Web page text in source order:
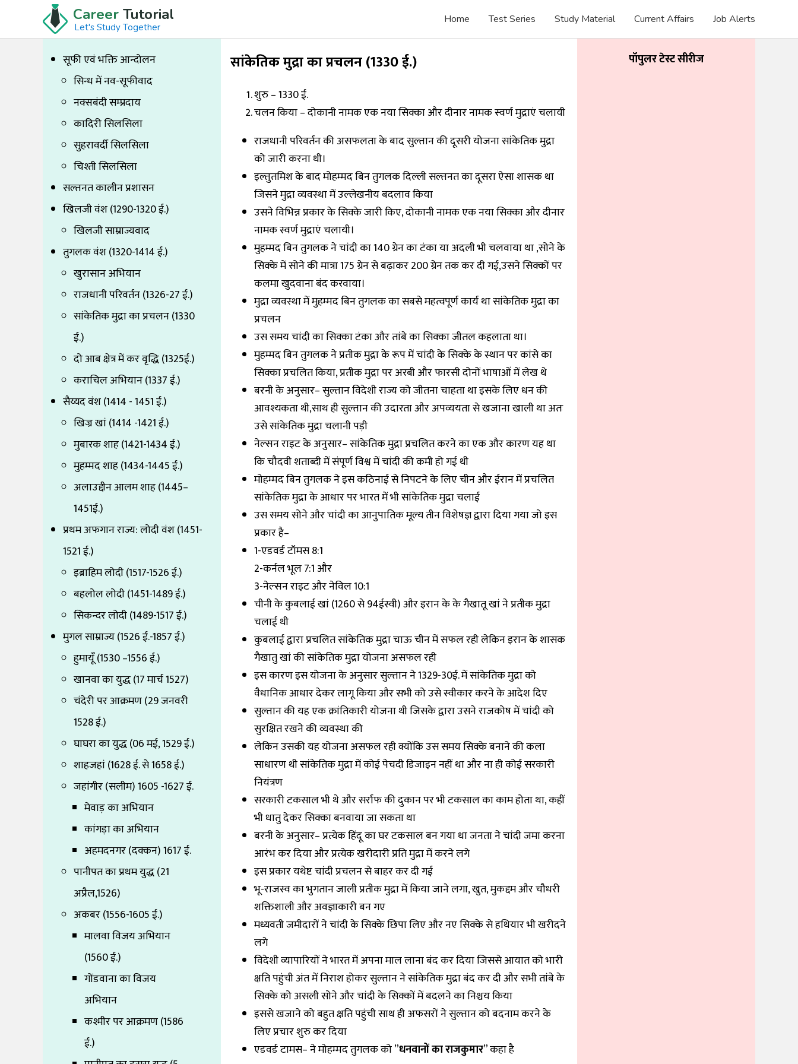
Career Tutorial
Let's Study Together
Home Test Series Study Material Current Affairs Job Alerts
सूफी एवं भक्ति आन्दोलन
सिन्ध में नव-सूफीवाद
नक्सबंदी सम्प्रदाय
कादिरी सिलसिला
सुहरावर्दी सिलसिला
चिश्ती सिलसिला
सल्तनत कालीन प्रशासन
खिलजी वंश (1290-1320 ई.)
खिलजी साम्राज्यवाद
तुगलक वंश (1320-1414 ई.)
खुरासान अभियान
राजधानी परिवर्तन (1326-27 ई.)
सांकेतिक मुद्रा का प्रचलन (1330
ई.)
दो आब क्षेत्र में कर वृद्धि (1325ई.)
कराचिल अभियान (1337 ई.)
सैय्यद वंश (1414 - 1451 ई.)
खिज्र खां (1414 -1421 ई.)
मुबारक शाह (1421-1434 ई.)
मुहम्मद शाह (1434-1445 ई.)
अलाउद्दीन आलम शाह (1445–
1451ई.)
प्रथम अफगान राज्य: लोदी वंश (1451-
1521 ई.)
इब्राहिम लोदी (1517-1526 ई.)
बहलोल लोदी (1451-1489 ई.)
सिकन्दर लोदी (1489-1517 ई.)
मुगल साम्राज्य (1526 ई.-1857 ई.)
हुमायूँ (1530 –1556 ई.)
खानवा का युद्ध (17 मार्च 1527)
चंदेरी पर आक्रमण (29 जनवरी
1528 ई.)
घाघरा का युद्ध (06 मई, 1529 ई.)
शाहजहां (1628 ई. से 1658 ई.)
जहांगीर (सलीम) 1605 -1627 ई.
मेवाड़ का अभियान
कांगड़ा का अभियान
अहमदनगर (दक्कन) 1617 ई.
पानीपत का प्रथम युद्ध (21
अप्रैल,1526)
अकबर (1556-1605 ई.)
मालवा विजय अभियान
(1560 ई.)
गोंडवाना का विजय
अभियान
कश्मीर पर आक्रमण (1586
ई.)
सांकेतिक मुद्रा का प्रचलन (1330 ई.)
शुरु – 1330 ई.
चलन किया – दोकानी नामक एक नया सिक्का और दीनार नामक स्वर्ण मुद्राएं चलायी
राजधानी परिवर्तन की असफलता के बाद सुल्तान की दूसरी योजना सांकेतिक मुद्रा
को जारी करना थी।
इल्तुतमिश के बाद मोहम्मद बिन तुगलक दिल्ली सल्तनत का दूसरा ऐसा शासक था
जिसने मुद्रा व्यवस्था में उल्लेखनीय बदलाव किया
उसने विभिन्न प्रकार के सिक्के जारी किए, दोकानी नामक एक नया सिक्का और दीनार
नामक स्वर्ण मुद्राएं चलायी।
मुहम्मद बिन तुगलक ने चांदी का 140 ग्रेन का टंका या अदली भी चलवाया था ,सोने के
सिक्के में सोने की मात्रा 175 ग्रेन से बढ़ाकर 200 ग्रेन तक कर दी गई,उसने सिक्कों पर
कलमा खुदवाना बंद करवाया।
मुद्रा व्यवस्था में मुहम्मद बिन तुगलक का सबसे महत्वपूर्ण कार्य था सांकेतिक मुद्रा का
प्रचलन
उस समय चांदी का सिक्का टंका और तांबे का सिक्का जीतल कहलाता था।
मुहम्मद बिन तुगलक ने प्रतीक मुद्रा के रूप में चांदी के सिक्के के स्थान पर कांसे का
सिक्का प्रचलित किया, प्रतीक मुद्रा पर अरबी और फारसी दोनों भाषाओं में लेख थे
बरनी के अनुसार– सुल्तान विदेशी राज्य को जीतना चाहता था इसके लिए धन की
आवश्यकता थी,साथ ही सुल्तान की उदारता और अपव्ययता से खजाना खाली था अतः
उसे सांकेतिक मुद्रा चलानी पड़ी
नेल्सन राइट के अनुसार– सांकेतिक मुद्रा प्रचलित करने का एक और कारण यह था
कि चौदवी शताब्दी में संपूर्ण विश्व में चांदी की कमी हो गई थी
मोहम्मद बिन तुगलक ने इस कठिनाई से निपटने के लिए चीन और ईरान में प्रचलित
सांकेतिक मुद्रा के आधार पर भारत में भी सांकेतिक मुद्रा चलाई
उस समय सोने और चांदी का आनुपातिक मूल्य तीन विशेषज्ञ द्वारा दिया गया जो इस
प्रकार है–
1-एडवर्ड टॉमस 8:1
2-कर्नल भूल 7:1 और
3-नेल्सन राइट और नेविल 10:1
चीनी के कुबलाई खां (1260 से 94ईस्वी) और इरान के के गैखातू खां ने प्रतीक मुद्रा
चलाई थी
कुबलाई द्वारा प्रचलित सांकेतिक मुद्रा चाऊ चीन में सफल रही लेकिन इरान के शासक
गैखातु खां की सांकेतिक मुद्रा योजना असफल रही
इस कारण इस योजना के अनुसार सुल्तान ने 1329-30ई. में सांकेतिक मुद्रा को
वैधानिक आधार देकर लागू किया और सभी को उसे स्वीकार करने के आदेश दिए
सुल्तान की यह एक क्रांतिकारी योजना थी जिसके द्वारा उसने राजकोष में चांदी को
सुरक्षित रखने की व्यवस्था की
लेकिन उसकी यह योजना असफल रही क्योंकि उस समय सिक्के बनाने की कला
साधारण थी सांकेतिक मुद्रा में कोई पेचदी डिजाइन नहीं था और ना ही कोई सरकारी
नियंत्रण
सरकारी टकसाल भी थे और सर्राफ की दुकान पर भी टकसाल का काम होता था, कहीं
भी धातु देकर सिक्का बनवाया जा सकता था
बरनी के अनुसार– प्रत्येक हिंदू का घर टकसाल बन गया था जनता ने चांदी जमा करना
आरंभ कर दिया और प्रत्येक खरीदारी प्रति मुद्रा में करने लगे
इस प्रकार यथेष्ट चांदी प्रचलन से बाहर कर दी गई
भू-राजस्व का भुगतान जाली प्रतीक मुद्रा में किया जाने लगा, खुत, मुकद्दम और चौधरी
शक्तिशाली और अवज्ञाकारी बन गए
मध्यवती जमीदारों ने चांदी के सिक्के छिपा लिए और नए सिक्के से हथियार भी खरीदने
लगे
विदेशी व्यापारियों ने भारत में अपना माल लाना बंद कर दिया जिससे आयात को भारी
क्षति पहुंची अंत में निराश होकर सुल्तान ने सांकेतिक मुद्रा बंद कर दी और सभी तांबे के
सिक्के को असली सोने और चांदी के सिक्कों में बदलने का निश्चय किया
इससे खजाने को बहुत क्षति पहुंची साथ ही अफसरों ने सुल्तान को बदनाम करने के
लिए प्रचार शुरु कर दिया
एडवर्ड टामस– ने मोहम्मद तुगलक को ”धनवानों का राजकुमार” कहा है
पॉपुलर टेस्ट सीरीज